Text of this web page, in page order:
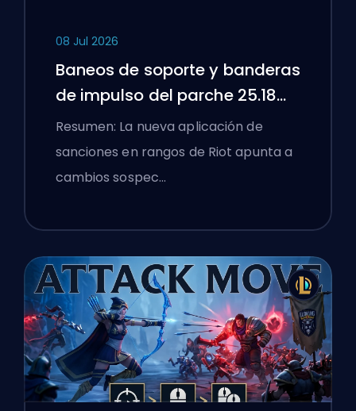
08 Jul 2026
Baneos de soporte y banderas
de impulso del parche 25.18
de League of Legends
Resumen: La nueva aplicación de
sanciones en rangos de Riot apunta a
cambios sospec…